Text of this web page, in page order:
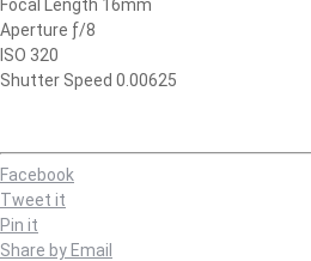
Focal Length 16mm
Aperture ƒ/8
ISO 320
Shutter Speed 0.00625
Facebook
Tweet it
Pin it
Share by Email